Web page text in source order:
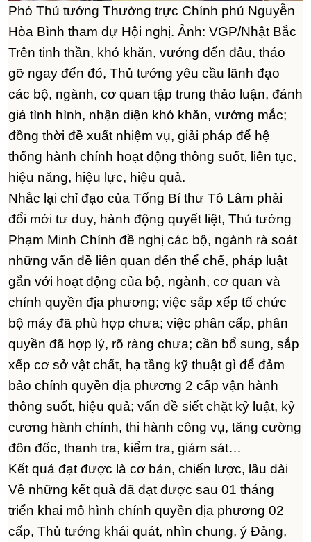
Phó Thủ tướng Thường trực Chính phủ Nguyễn
Hòa Bình tham dự Hội nghị. Ảnh: VGP/Nhật Bắc
Trên tinh thần, khó khăn, vướng đến đâu, tháo
gỡ ngay đến đó, Thủ tướng yêu cầu lãnh đạo
các bộ, ngành, cơ quan tập trung thảo luận, đánh
giá tình hình, nhận diện khó khăn, vướng mắc;
đồng thời đề xuất nhiệm vụ, giải pháp để hệ
thống hành chính hoạt động thông suốt, liên tục,
hiệu năng, hiệu lực, hiệu quả.
Nhắc lại chỉ đạo của Tổng Bí thư Tô Lâm phải
đổi mới tư duy, hành động quyết liệt, Thủ tướng
Phạm Minh Chính đề nghị các bộ, ngành rà soát
những vấn đề liên quan đến thể chế, pháp luật
gắn với hoạt động của bộ, ngành, cơ quan và
chính quyền địa phương; việc sắp xếp tổ chức
bộ máy đã phù hợp chưa; việc phân cấp, phân
quyền đã hợp lý, rõ ràng chưa; cần bổ sung, sắp
xếp cơ sở vật chất, hạ tầng kỹ thuật gì để đảm
bảo chính quyền địa phương 2 cấp vận hành
thông suốt, hiệu quả; vấn đề siết chặt kỷ luật, kỷ
cương hành chính, thi hành công vụ, tăng cường
đôn đốc, thanh tra, kiểm tra, giám sát…
Kết quả đạt được là cơ bản, chiến lược, lâu dài
Về những kết quả đã đạt được sau 01 tháng
triển khai mô hình chính quyền địa phương 02
cấp, Thủ tướng khái quát, nhìn chung, ý Đảng,